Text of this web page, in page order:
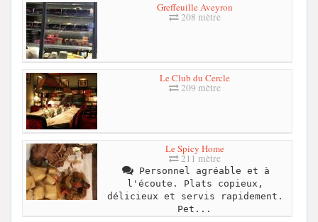
Greffeuille Aveyron
208 mètre
Le Club du Cercle
209 mètre
Le Spicy Home
211 mètre
Personnel agréable et à
l'écoute. Plats copieux,
délicieux et servis rapidement.
Pet...